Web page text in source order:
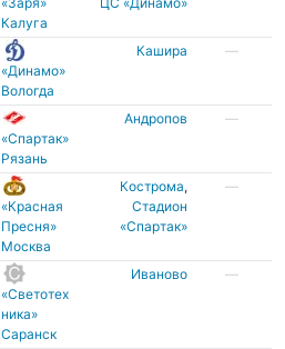
Калуга
«Динамо»
Вологда
Кашира —
«Спартак»
Рязань
Андропов —
«Красная
Пресня»
Москва
Кострома,
Стадион
«Спартак»
—
«Светотех
ника»
Саранск
Иваново —